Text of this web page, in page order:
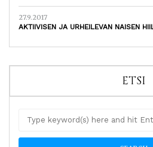
27.9.2017
AKTIIVISEN JA URHEILEVAN NAISEN
ETSI